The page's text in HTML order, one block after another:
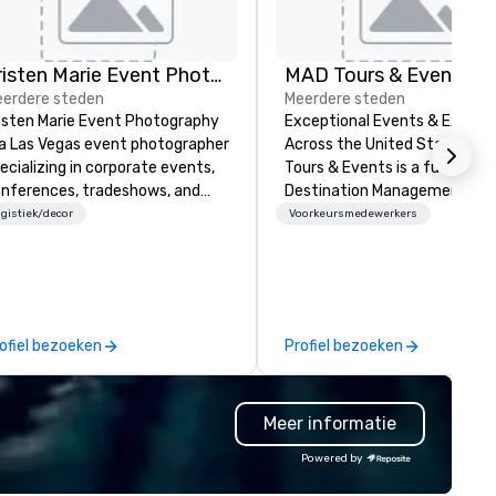
Kristen Marie Event Photography
steden
Marie Event Photography
Las Vegas event photographer
in corporate events,
tradeshows, and
headshots. We offer
decor
bezoeken
MAD Tours & Events
Meerdere steden
Exceptional Events &
Across the United States! MAD
Tours & Events is a full-
Destination Management
Company specializing in
to-end support, including
sourcing, accommodations,
transportation, VIP services,
dining programs,
themed events, exclusive
experiences, and on-site
Voorkeursmedewerkers
Profiel bezoeken
Meer informatie
Powered by